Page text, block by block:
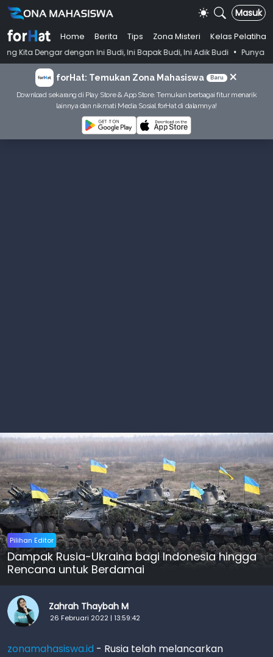
Masuk
Home Berita Tips Zona Misteri
Kelas Pelatihan
dengan Ini Budi, Ini Bapak Budi, Ini Adik Budi
• Punya Tujuan
forHat: Temukan Zona Mahasiswa Baru ×
Download sekarang di Play Store & App Store. Temukan berbagai fitur menarik
lainnya dan nikmati Media Sosial forHat di dalamnya!
Pilihan Editor
Dampak Rusia-Ukraina bagi Indonesia hingga
Rencana untuk Berdamai
Zahrah Thaybah M
26 Februari 2022 | 13:59:42
zonamahasiswa.id - Rusia telah melancarkan